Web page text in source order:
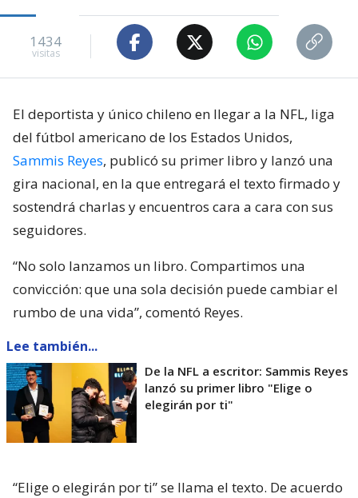
1434
visitas
El deportista y único chileno en llegar a la NFL, liga
del fútbol americano de los Estados Unidos,
Sammis Reyes, publicó su primer libro y lanzó una
gira nacional, en la que entregará el texto firmado y
sostendrá charlas y encuentros cara a cara con sus
seguidores.
“No solo lanzamos un libro. Compartimos una
convicción: que una sola decisión puede cambiar el
rumbo de una vida”, comentó Reyes.
Lee también...
De la NFL a escritor: Sammis Reyes
lanzó su primer libro "Elige o
elegirán por ti"
“Elige o elegirán por ti” se llama el texto. De acuerdo